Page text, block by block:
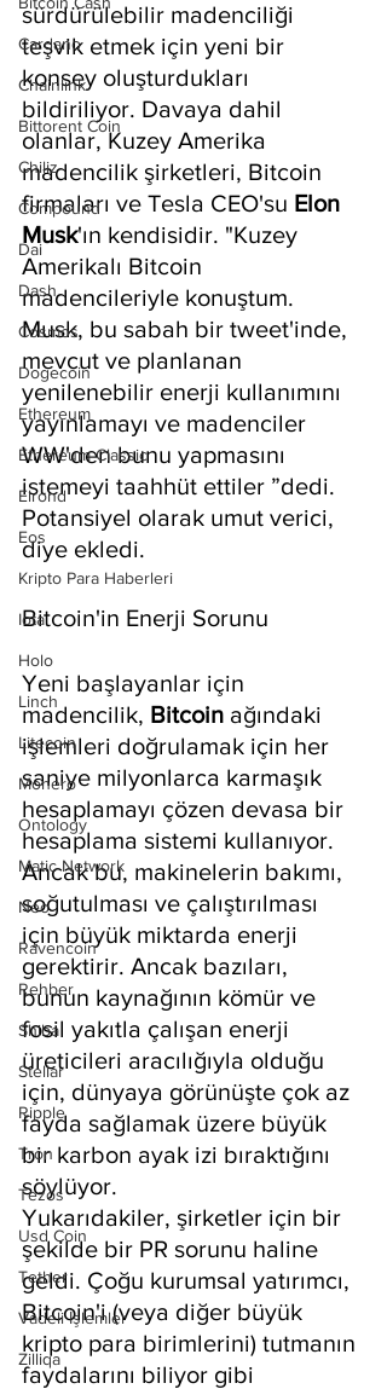
Cardano
Chainlink
Bittorent Coin
Chiliz
Compound
Dai
Dash
Cosmos
Dogecoin
Ethereum
Ethereum Classic
Elrond
Eos
Kripto Para Haberleri
Iota
Holo
Linch
Litecoin
Monero
Ontology
Matic Network
Neo
Ravencoin
Rehber
Shiba
Stellar
Ripple
Tron
Tezos
Usd Coin
Tether
Vadeli İşlemler
Zilliqa
sürdürülebilir madenciliği
teşvik etmek için yeni bir
konsey oluşturdukları
bildiriliyor. Davaya dahil
olanlar, Kuzey Amerika
madencilik şirketleri, Bitcoin
firmaları ve Tesla CEO'su Elon
Musk'ın kendisidir. "Kuzey
Amerikalı Bitcoin
madencileriyle konuştum.
Musk, bu sabah bir tweet'inde,
mevcut ve planlanan
yenilenebilir enerji kullanımını
yayınlamayı ve madenciler
WW'den bunu yapmasını
istemeyi taahhüt ettiler ”dedi.
Potansiyel olarak umut verici,
diye ekledi.
Bitcoin'in Enerji Sorunu
Yeni başlayanlar için
madencilik, Bitcoin ağındaki
işlemleri doğrulamak için her
saniye milyonlarca karmaşık
hesaplamayı çözen devasa bir
hesaplama sistemi kullanıyor.
Ancak bu, makinelerin bakımı,
soğutulması ve çalıştırılması
için büyük miktarda enerji
gerektirir. Ancak bazıları,
bunun kaynağının kömür ve
fosil yakıtla çalışan enerji
üreticileri aracılığıyla olduğu
için, dünyaya görünüşte çok az
fayda sağlamak üzere büyük
bir karbon ayak izi bıraktığını
söylüyor.
Yukarıdakiler, şirketler için bir
şekilde bir PR sorunu haline
geldi. Çoğu kurumsal yatırımcı,
Bitcoin'i (veya diğer büyük
kripto para birimlerini) tutmanın
faydalarını biliyor gibi